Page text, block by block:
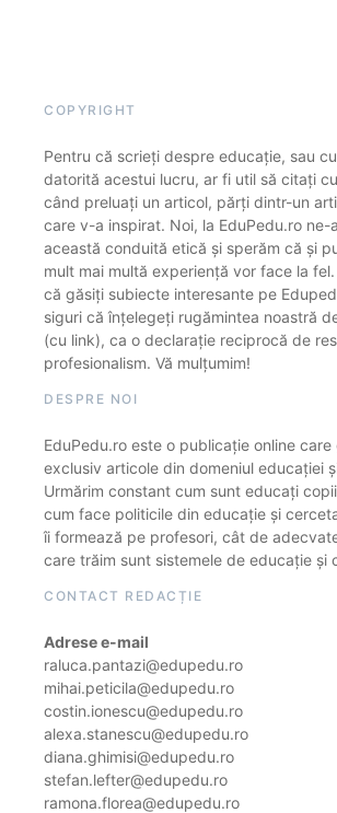
COPYRIGHT
Pentru că scrieți despre educație, sau
datorită acestui lucru, ar fi util să citați
când preluați un articol, părți dintr-un
care v-a inspirat. Noi, la EduPedu.ro ne-
această conduită etică și sperăm că și
mult mai multă experiență vor face la
că găsiți subiecte interesante pe
siguri că înțelegeți rugămintea noastră
(cu link), ca o declarație reciprocă de
profesionalism. Vă mulțumim!
DESPRE NOI
EduPedu.ro este o publicație online
exclusiv articole din domeniul educației
Urmărim constant cum sunt educați
cum face politicile din educație și
îi formează pe profesori, cât de
care trăim sunt sistemele de educație și
CONTACT REDACȚIE
Adrese e-mail
raluca.pantazi@edupedu.ro
mihai.peticila@edupedu.ro
costin.ionescu@edupedu.ro
alexa.stanescu@edupedu.ro
diana.ghimisi@edupedu.ro
stefan.lefter@edupedu.ro
ramona.florea@edupedu.ro